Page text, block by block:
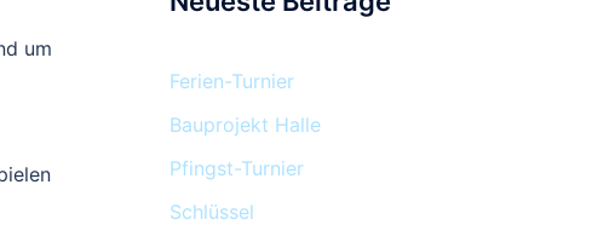
um
Ferien-Turnier
Bauprojekt Halle
Pfingst-Turnier
Schlüssel